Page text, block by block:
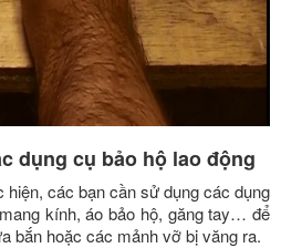
dụng cụ bảo hộ lao động
các bạn cần sử dụng các dụng
kính, áo bảo hộ, găng tay… để
bắn hoặc các mảnh vỡ bị văng ra.